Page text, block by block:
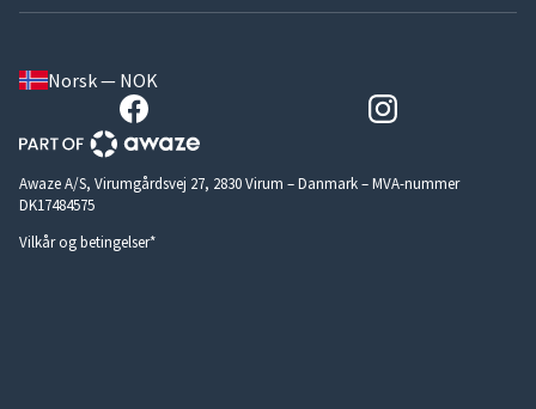
Norsk — NOK
Awaze A/S, Virumgårdsvej 27, 2830 Virum – Danmark – MVA-nummer
DK17484575
Vilkår og betingelser*